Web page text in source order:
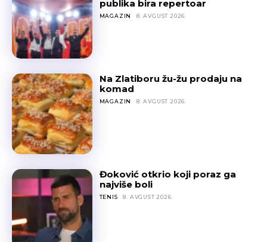
publika bira repertoar
MAGAZIN 8. AVGUST 2026.
Na Zlatiboru žu-žu prodaju na
komad
MAGAZIN 8. AVGUST 2026.
Đoković otkrio koji poraz ga
najviše boli
TENIS 8. AVGUST 2026.